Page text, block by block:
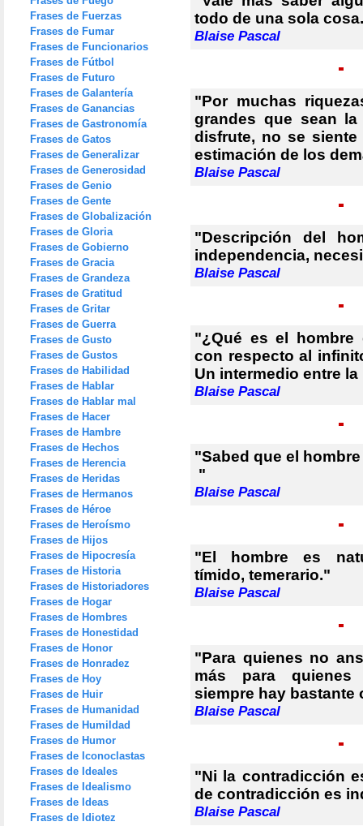
Frases de Fuerzas
Frases de Fumar
Frases de Funcionarios
Frases de Fútbol
Frases de Futuro
Frases de Galantería
Frases de Ganancias
Frases de Gastronomía
Frases de Gatos
Frases de Generalizar
Frases de Generosidad
Frases de Genio
Frases de Gente
Frases de Globalización
Frases de Gloria
Frases de Gobierno
Frases de Gracia
Frases de Grandeza
Frases de Gratitud
Frases de Gritar
Frases de Guerra
Frases de Gusto
Frases de Gustos
Frases de Habilidad
Frases de Hablar
Frases de Hablar mal
Frases de Hacer
Frases de Hambre
Frases de Hechos
Frases de Herencia
Frases de Heridas
Frases de Hermanos
Frases de Héroe
Frases de Heroísmo
Frases de Hijos
Frases de Hipocresía
Frases de Historia
Frases de Historiadores
Frases de Hogar
Frases de Hombres
Frases de Honestidad
Frases de Honor
Frases de Honradez
Frases de Hoy
Frases de Huir
Frases de Humanidad
Frases de Humildad
Frases de Humor
Frases de Iconoclastas
Frases de Ideales
Frases de Idealismo
Frases de Ideas
Frases de Idiotez
todo de una sola
Blaise Pascal
"Por muchas
grandes que sean
disfrute, no se
estimación de los
Blaise Pascal
"Descripción del
independencia,
Blaise Pascal
"¿Qué es el hombre
con respecto al
Un intermedio entre
Blaise Pascal
"Sabed que el
"
Blaise Pascal
"El hombre es
tímido, temerario."
Blaise Pascal
"Para quienes no
más para quienes
siempre hay bastante
Blaise Pascal
"Ni la contradicción
de contradicción es
Blaise Pascal